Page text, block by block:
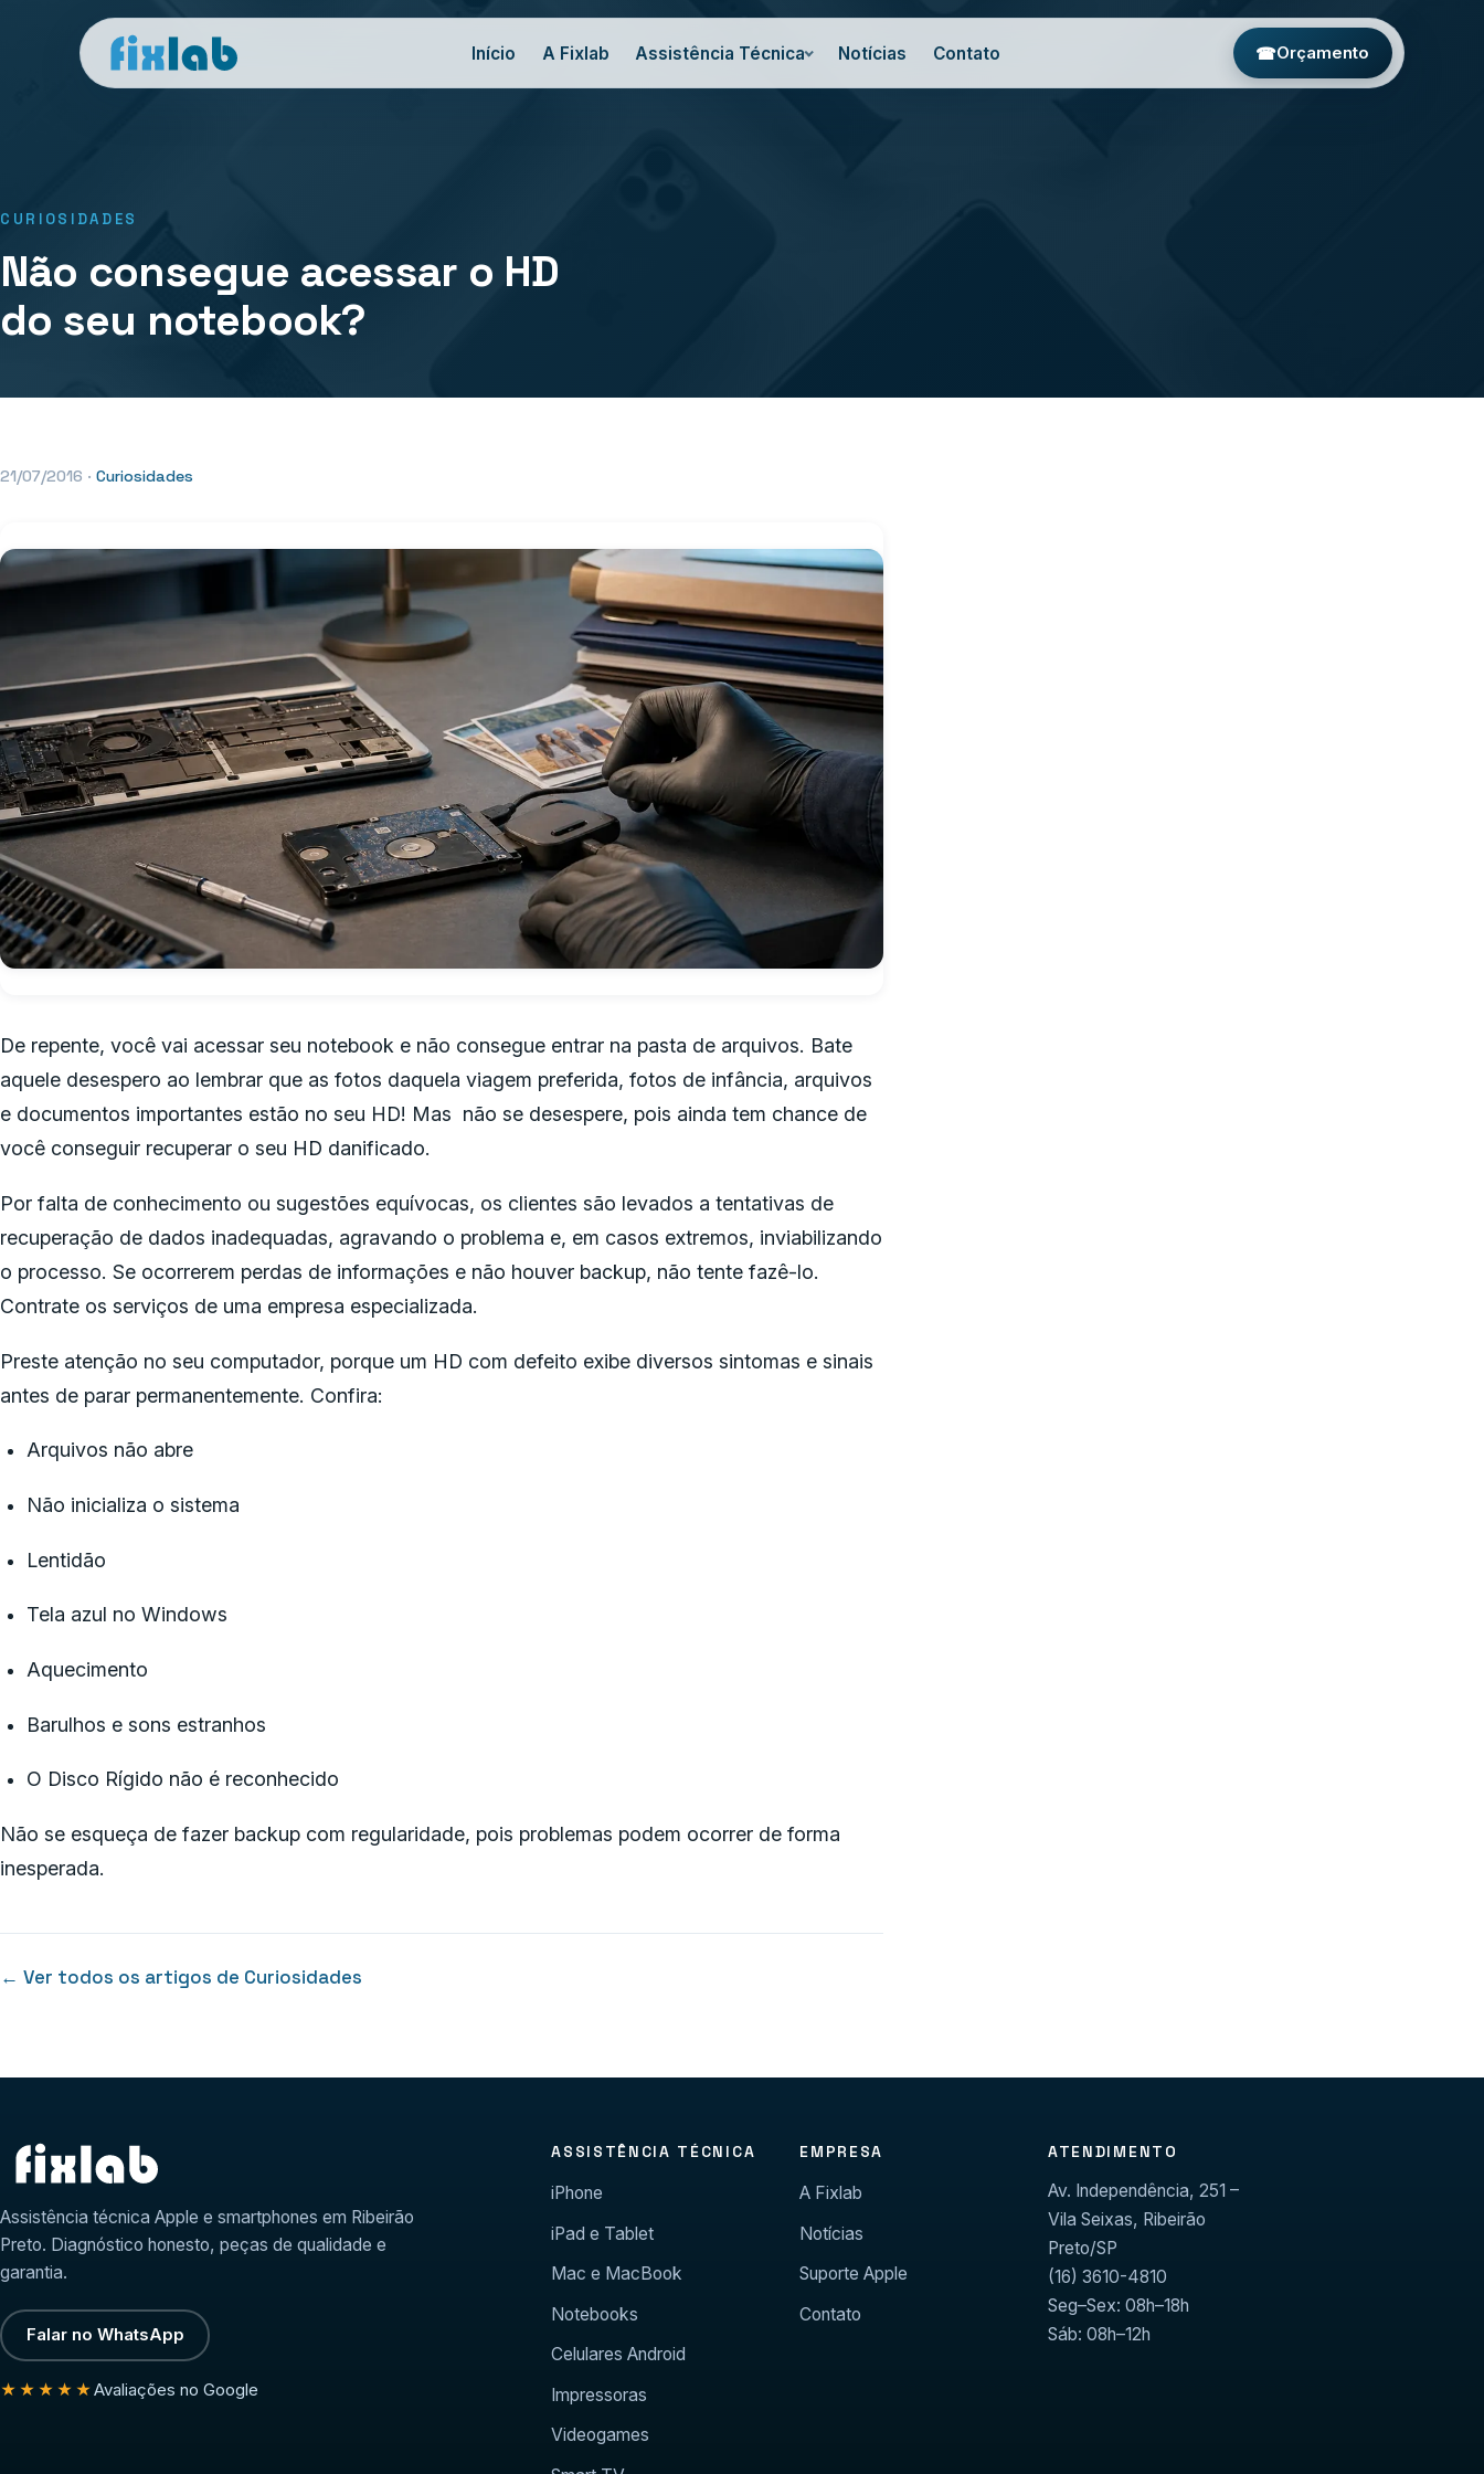
Início A Fixlab Assistência Técnica Notícias Contato ☎Orçamento
CURIOSIDADES
Não consegue acessar o HD
do seu notebook?
21/07/2016 · Curiosidades
De repente, você vai acessar seu notebook e não consegue entrar na pasta de arquivos. Bate
aquele desespero ao lembrar que as fotos daquela viagem preferida, fotos de infância, arquivos
e documentos importantes estão no seu HD! Mas não se desespere, pois ainda tem chance de
você conseguir recuperar o seu HD danificado.
Por falta de conhecimento ou sugestões equívocas, os clientes são levados a tentativas de
recuperação de dados inadequadas, agravando o problema e, em casos extremos, inviabilizando
o processo. Se ocorrerem perdas de informações e não houver backup, não tente fazê-lo.
Contrate os serviços de uma empresa especializada.
Preste atenção no seu computador, porque um HD com defeito exibe diversos sintomas e sinais
antes de parar permanentemente. Confira:
Arquivos não abre
Não inicializa o sistema
Lentidão
Tela azul no Windows
Aquecimento
Barulhos e sons estranhos
O Disco Rígido não é reconhecido
Não se esqueça de fazer backup com regularidade, pois problemas podem ocorrer de forma
inesperada.
← Ver todos os artigos de Curiosidades
Assistência técnica Apple e smartphones em Ribeirão
Preto. Diagnóstico honesto, peças de qualidade e
garantia.
Falar no WhatsApp
★★★★★Avaliações no Google
ASSISTÊNCIA TÉCNICA
iPhone
iPad e Tablet
Mac e MacBook
Notebooks
Celulares Android
Impressoras
Videogames
EMPRESA
A Fixlab
Notícias
Suporte Apple
Contato
ATENDIMENTO
Av. Independência, 251 –
Vila Seixas, Ribeirão
Preto/SP
(16) 3610-4810
Seg–Sex: 08h–18h
Sáb: 08h–12h